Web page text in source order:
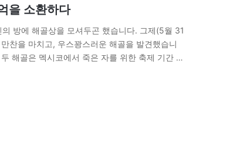
을 소환하다
방에 해골상을 모셔두곤 했습니다. 그제(5월 31
찬을 마치고, 우스꽝스러운 해골을 발견했습니
해골은 멕시코에서 죽은 자를 위한 축제 기간 동